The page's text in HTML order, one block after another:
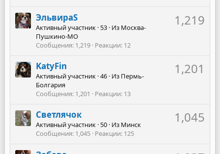
1,219
ЭльвираS
Активный участник · 53 · Из Москва-
Пушкино-МО
Сообщения 1,219 Реакции 12
1,201
KatyFin
Активный участник ·46 · Из Пермь-
Болгария
Сообщения 1,201 Реакции 13
1,045
Светлячок
Активный участник · 50 · Из Минск
Сообщения 1,045 Реакции 125